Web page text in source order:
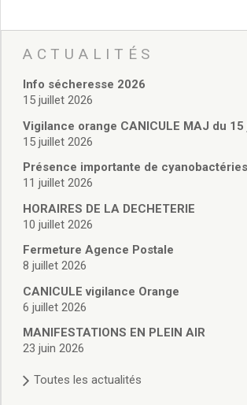
administratives
Services Techniques
Affaires Scolaires
Vie associative
Police Municipale/
Cimetière/réglementation
Services en ligne
Licences boissons
Cadastre
Actes d’état civil
Budget de Fonctionnement
Budget d’Investissement
Conseils municipaux
Règlement du conseil municipal
Délibérations 2025
ACTUALITÉS
Info sécheresse 2026
15 juillet 2026
Vigilance orange CANICULE MAJ du
15 juillet 2026
Présence importante de cyanobactéries
11 juillet 2026
HORAIRES DE LA DECHETERIE
10 juillet 2026
Fermeture Agence Postale
8 juillet 2026
CANICULE vigilance Orange
6 juillet 2026
MANIFESTATIONS EN PLEIN AIR
23 juin 2026
Toutes les actualités